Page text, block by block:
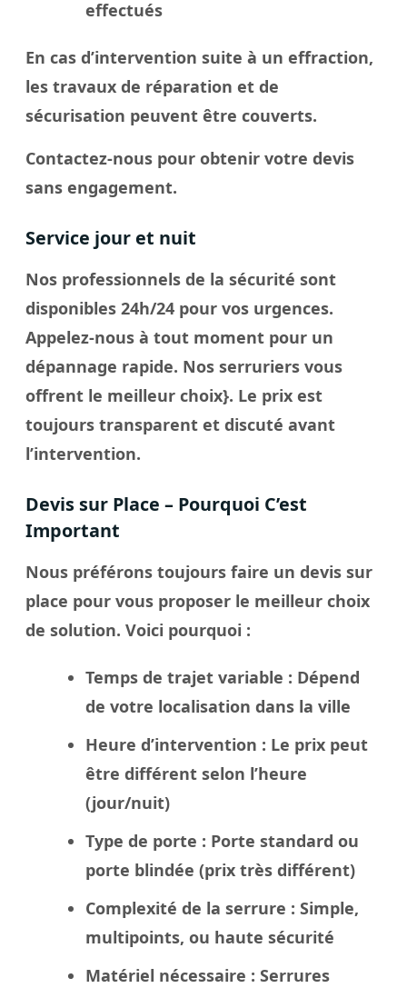
effectués
En cas d’intervention suite à un effraction,
les travaux de réparation et de
sécurisation peuvent être couverts.
Contactez-nous pour obtenir votre devis
sans engagement.
Service jour et nuit
Nos professionnels de la sécurité sont
disponibles 24h/24 pour vos urgences.
Appelez-nous à tout moment pour un
dépannage rapide. Nos serruriers vous
offrent le meilleur choix}. Le prix est
toujours transparent et discuté avant
l’intervention.
Devis sur Place – Pourquoi C’est
Important
Nous préférons toujours faire un devis sur
place pour vous proposer le meilleur choix
de solution. Voici pourquoi :
Temps de trajet variable : Dépend
de votre localisation dans la ville
Heure d’intervention : Le prix peut
être différent selon l’heure
(jour/nuit)
Type de porte : Porte standard ou
porte blindée (prix très différent)
Complexité de la serrure : Simple,
multipoints, ou haute sécurité
Matériel nécessaire : Serrures